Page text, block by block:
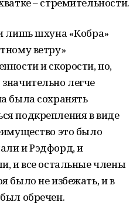
лишь шхуна «Кобра»
ветру»
и скорости, но,
легче
была сохранять
подкрепления в виде
это было
и Рэдфорд, и
и все остальные члены
было не избежать, и в
обречен.